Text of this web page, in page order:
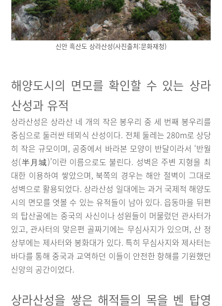
신안 흑산도 상라산성(사진출처:문화재청)
해양도시의 면모를 확인할 수 있는 상라
산성과 유적
상라산성은 상라산 네 개의 작은 봉우리 중 세 번째 봉우리를
중심으로 둘러싼 테뫼식 산성이다. 전체 둘레는 280m로 상당
히 작은 규모이며, 공중에서 바라본 모양이 반달이라서 ‘반월
성(半月城)’이란 이름으로도 불린다. 성벽은 주변 지형을 최
대한 이용하여 쌓았으며, 북쪽의 경우는 해안 절벽이 그대로
성벽으로 활용되었다. 상라산성 일대에는 과거 국제적 해양도
시의 면모를 엿볼 수 있는 유적들이 남아 있다. 읍동마을 뒤편
의 탑산골에는 중국의 사신이나 성원들이 머물렀던 관사터가
있고, 관사터의 맞은편 골짜기에는 무심사지가 있으며, 산 정
상부에는 제사터와 봉화대가 있다. 특히 무심사지와 제사터는
바다를 통해 중국과 교역하던 이들이 안전한 항해를 기원했던
신앙의 공간이었다.
상라산성을 쌓은 해적들의 목을 벤 탑영